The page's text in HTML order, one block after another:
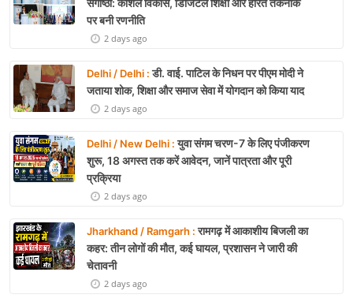
पर बनी रणनीति
2 days ago
Delhi / Delhi :डी. वाई. पाटिल के निधन पर पीएम मोदी ने
जताया शोक, शिक्षा और समाज सेवा में योगदान को किया याद
2 days ago
Delhi / New Delhi :युवा संगम चरण-7 के लिए पंजीकरण
शुरू, 18 अगस्त तक करें आवेदन, जानें पात्रता और पूरी
प्रक्रिया
2 days ago
Jharkhand / Ramgarh :रामगढ़ में आकाशीय बिजली का
कहर: तीन लोगों की मौत, कई घायल, प्रशासन ने जारी की
चेतावनी
2 days ago